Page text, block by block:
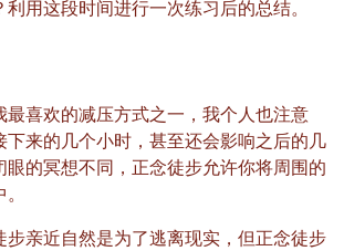
利用这段时间进行一次练习后的总结。
最喜欢的减压方式之一，我个人也注意
下来的几个小时，甚至还会影响之后的几
眼的冥想不同，正念徒步允许你将周围的
。
步亲近自然是为了逃离现实，但正念徒步